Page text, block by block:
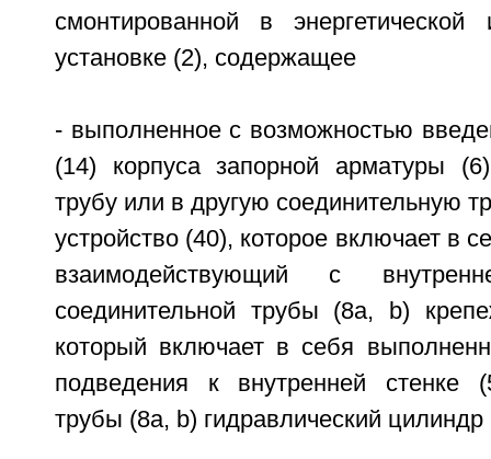
смонтированной в
установке (2), содержащее
- выполненное с возможностью
(14) корпуса запорной арматуры
трубу или в другую соединительную
устройство (40), которое включает в
взаимодействующий с
соединительной трубы (8а, b)
который включает в себя
подведения к внутренней стенке
трубы (8а, b) гидравлический цилиндр